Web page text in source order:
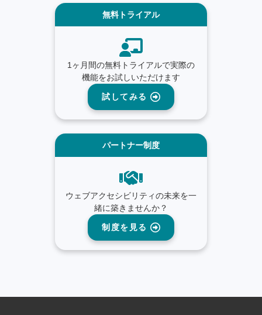
無料トライアル
1ヶ月間の無料トライアルで実際の
機能をお試しいただけます
試してみる
パートナー制度
ウェブアクセシビリティの未来を一
緒に築きませんか？
制度を見る